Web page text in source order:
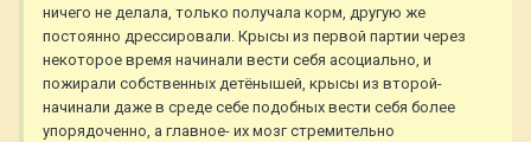
ничего не делала, только получала корм, другую же
постоянно дрессировали. Крысы из первой партии через
некоторое время начинали вести себя асоциально, и
пожирали собственных детёнышей, крысы из второй-
начинали даже в среде себе подобных вести себя более
упорядоченно, а главное- их мозг стремительно